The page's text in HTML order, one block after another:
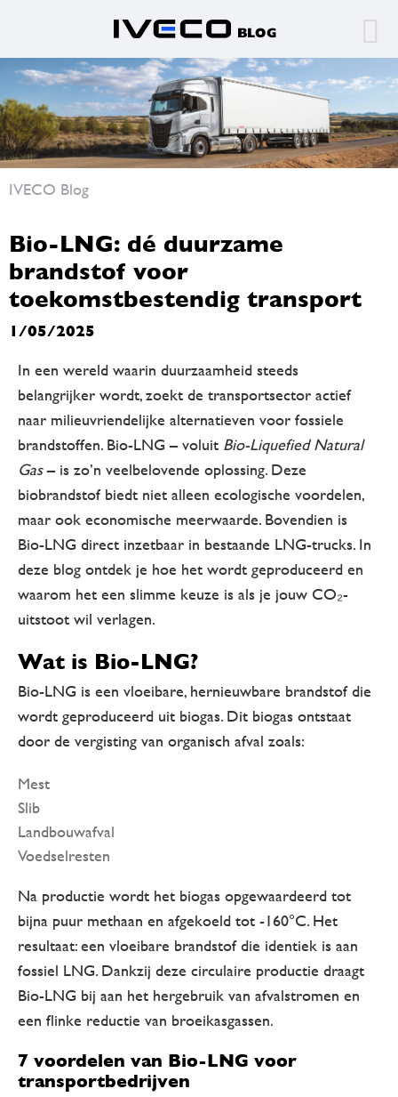
IVECO Blog
Bio-LNG: dé duurzame
brandstof voor
toekomstbestendig transport
1/05/2025
In een wereld waarin duurzaamheid steeds
belangrijker wordt, zoekt de transportsector actief
naar milieuvriendelijke alternatieven voor fossiele
brandstoffen. Bio-LNG – voluit Bio-Liquefied Natural
Gas– is zo’n veelbelovende oplossing. Deze
biobrandstof biedt niet alleen ecologische voordelen,
maar ook economische meerwaarde. Bovendien is
Bio-LNG direct inzetbaar in bestaande LNG-trucks. In
deze blog ontdek je hoe het wordt geproduceerd en
waarom het een slimme keuze is als je jouw CO₂-
uitstoot wil verlagen.
Wat is Bio-LNG?
Bio-LNG is een vloeibare, hernieuwbare brandstof die
wordt geproduceerd uit biogas. Dit biogas ontstaat
door de vergisting van organisch afval zoals:
Mest
Slib
Landbouwafval
Voedselresten
Na productie wordt het biogas opgewaardeerd tot
bijna puur methaan en afgekoeld tot -160°C. Het
resultaat: een vloeibare brandstof die identiek is aan
fossiel LNG. Dankzij deze circulaire productie draagt
Bio-LNG bij aan het hergebruik van afvalstromen en
een flinke reductie van broeikasgassen.
7 voordelen van Bio-LNG voor
transportbedrijven